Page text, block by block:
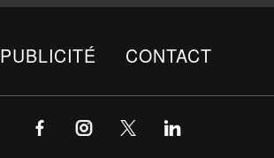
PUBLICITÉ CONTACT